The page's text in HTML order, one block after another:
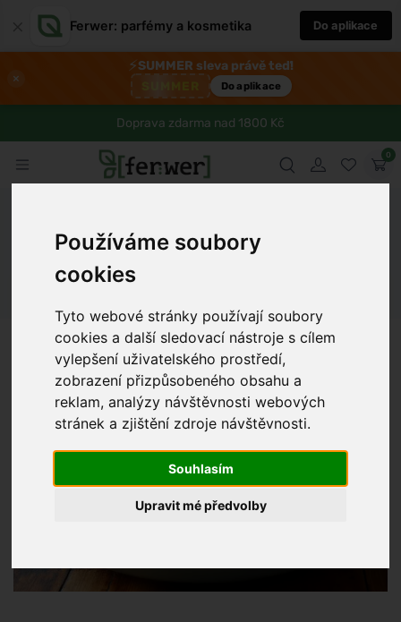
Používáme soubory
cookies
Tyto webové stránky používají soubory
cookies a další sledovací nástroje s cílem
vylepšení uživatelského prostředí,
zobrazení přizpůsobeného obsahu a
reklam, analýzy návštěvnosti webových
stránek a zjištění zdroje návštěvnosti.
Souhlasím
Upravit mé předvolby
Ferwer: parfémy a kosmetika Do aplikace
×
⚡SUMMER sleva právě teď!
Do aplikace
Doprava zdarma nad 1800 Kč
0
bůčkem, který si zamilujete
Anna Procházková 8 min 18.9.2025